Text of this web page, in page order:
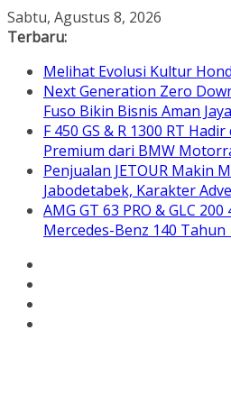
Skip
to
Sabtu, Agustus 8, 2026
Terbaru:
Melihat Evolusi Kultur
Next Generation Zero
Fuso Bikin Bisnis Aman Jaya
F 450 GS & R 1300 RT
Premium dari BMW
Penjualan JETOUR Makin
Jabodetabek, Karakter
AMG GT 63 PRO & GLC
Mercedes-Benz 140 Tahun